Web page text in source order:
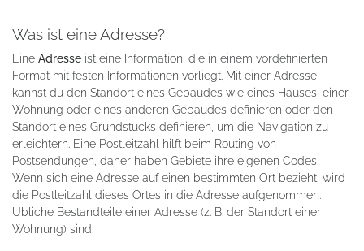
Was ist eine Adresse?
Eine Adresse ist eine Information, die in einem vordefinierten
Format mit festen Informationen vorliegt. Mit einer Adresse
kannst du den Standort eines Gebäudes wie eines Hauses, einer
Wohnung oder eines anderen Gebäudes definieren oder den
Standort eines Grundstücks definieren, um die Navigation zu
erleichtern. Eine Postleitzahl hilft beim Routing von
Postsendungen, daher haben Gebiete ihre eigenen Codes.
Wenn sich eine Adresse auf einen bestimmten Ort bezieht, wird
die Postleitzahl dieses Ortes in die Adresse aufgenommen.
Übliche Bestandteile einer Adresse (z. B. der Standort einer
Wohnung) sind: